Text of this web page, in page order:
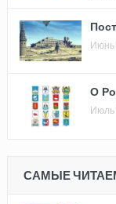
Июнь
О
Июль
САМЫЕ